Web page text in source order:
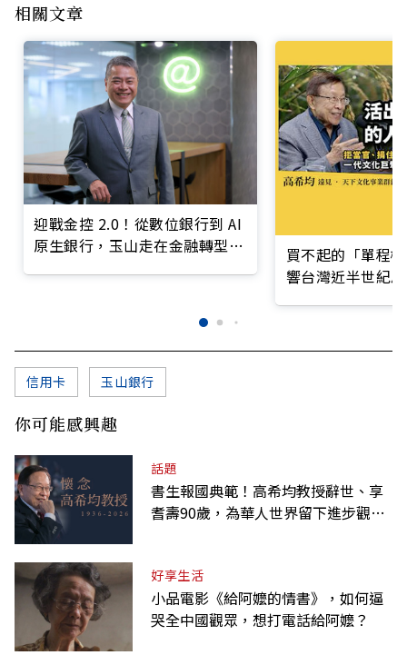
相關文章
迎戰金控 2.0！從數位銀行到 AI
原生銀行，玉山走在金融轉型最
買不起的「單程
響台灣近半世紀
信用卡 玉山銀行
你可能感興趣
話題
書生報國典範！高希均教授辭世、享
耆壽90歲，為華人世界留下進步觀念
好享生活
小品電影《給阿嬤的情書》，如何逼
哭全中國觀眾，想打電話給阿嬤？